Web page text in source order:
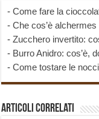
-Come fare la
-Che cos’è
-Zucchero invertito:
- Burro Anidro: cos’è,
-Come tostare le
Articoli correlati